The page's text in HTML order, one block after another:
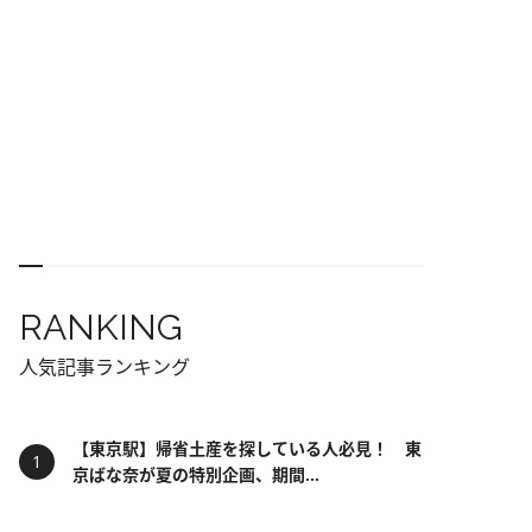
RANKING
人気記事ランキング
【東京駅】帰省土産を探している人必見！ 東
京ばな奈が夏の特別企画、期間...